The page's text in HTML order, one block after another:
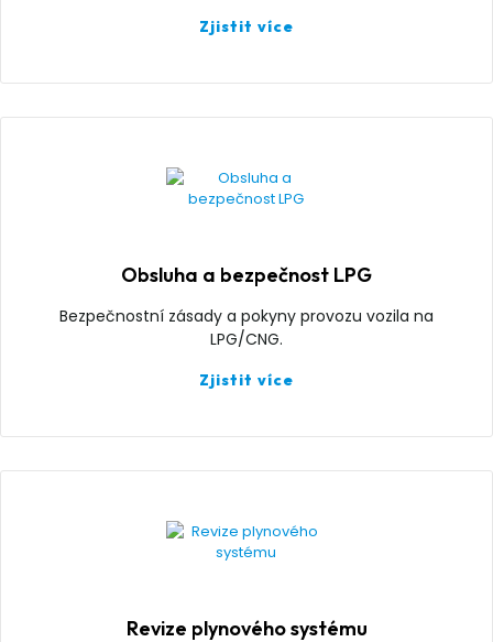
Zjistit více
Obsluha a bezpečnost LPG
Bezpečnostní zásady a pokyny provozu vozila na
LPG/CNG.
Zjistit více
Revize plynového systému